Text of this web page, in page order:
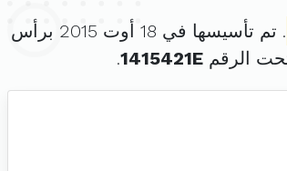
. تم تأسيسها في 18 أوت 2015 برأس
الرقم 1415421E
.